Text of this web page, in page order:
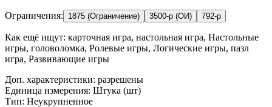
Ограничения: 1875 (Ограничение) 3500-р (ОИ) 792-р
Как ещё ищут: карточная игра, настольная игра, Настольные
игры, головоломка, Ролевые игры, Логические игры, пазл
игра, Развивающие игры
Доп. характеристики: разрешены
Единица измерения: Штука (шт)
Тип: Неукрупненное